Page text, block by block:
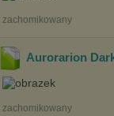
zachomikowany
Aurorarion
zachomikowany